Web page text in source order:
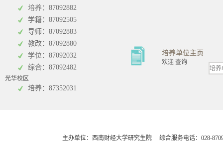
工商管理学院
培养：87092882
学籍：87092505
导师：87092883
教改：87092880
学位：87092032
综合：87092482
光华校区
培养：87352031
培养单位主页
欢迎 查询
主办单位：西南财经大学研究生院 综合服务电话：028-